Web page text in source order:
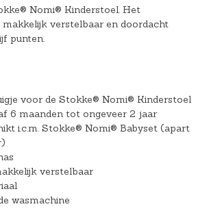
Nomi® Kinderstoel. Het
makkelijk verstelbaar en doordacht
punten.
voor de Stokke® Nomi® Kinderstoel
6 maanden tot ongeveer 2 jaar
i.c.m. Stokke® Nomi® Babyset (apart
verstelbaar
wasmachine